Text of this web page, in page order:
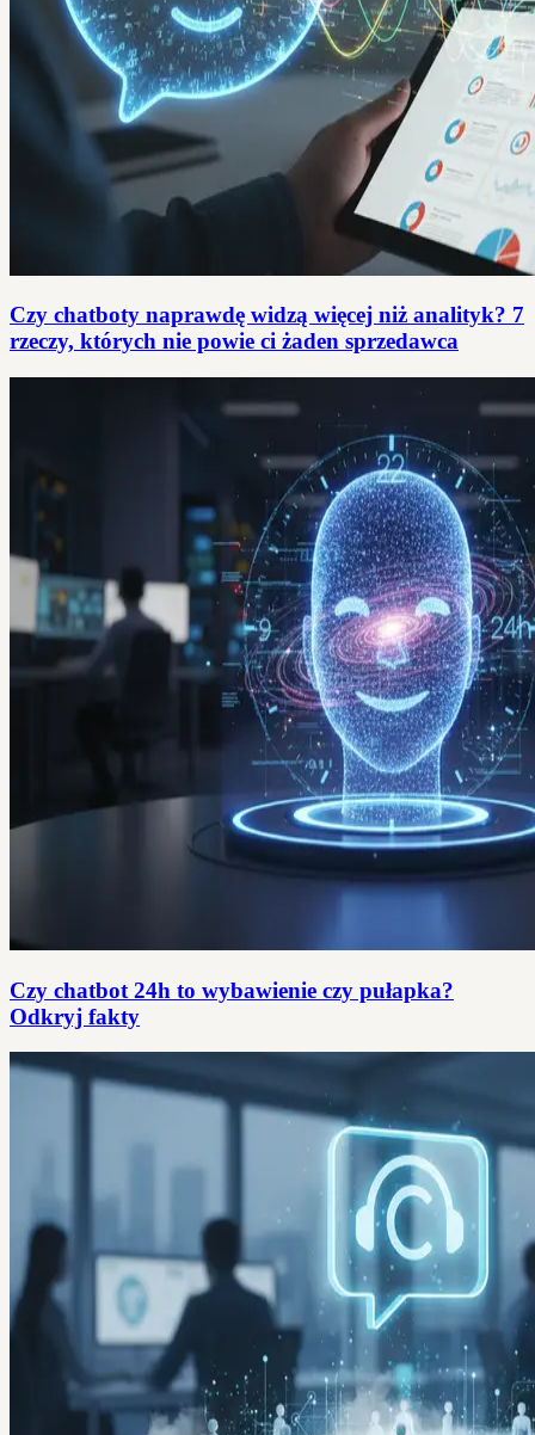
Czy chatboty naprawdę widzą więcej niż analityk? 7
rzeczy, których nie powie ci żaden sprzedawca
Czy chatbot 24h to wybawienie czy pułapka?
Odkryj fakty